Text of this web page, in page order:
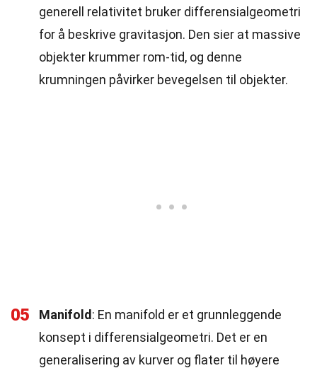
generell relativitet bruker differensialgeometri
for å beskrive gravitasjon. Den sier at massive
objekter krummer rom-tid, og denne
krumningen påvirker bevegelsen til objekter.
05 Manifold : En manifold er et grunnleggende
konsept i differensialgeometri. Det er en
generalisering av kurver og flater til høyere